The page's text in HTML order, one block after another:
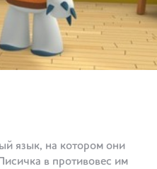
язык, на котором они
в противовес им